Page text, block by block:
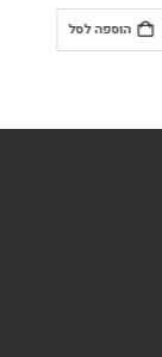
הוספה לסל